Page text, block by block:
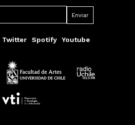
Twitter Spotify Youtube